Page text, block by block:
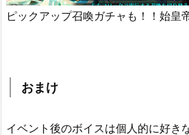
ピックアップ召喚ガチャも！！始皇
おまけ
イベント後のボイスは個人的に好き